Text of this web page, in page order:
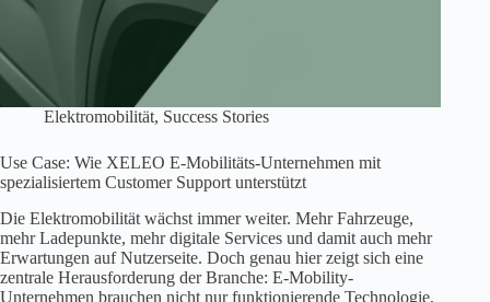
Elektromobilität, Success Stories
Use Case: Wie XELEO E-Mobilitäts-Unternehmen mit
spezialisiertem Customer Support unterstützt
Die Elektromobilität wächst immer weiter. Mehr Fahrzeuge,
mehr Ladepunkte, mehr digitale Services und damit auch mehr
Erwartungen auf Nutzerseite. Doch genau hier zeigt sich eine
zentrale Herausforderung der Branche: E-Mobility-
Unternehmen brauchen nicht nur funktionierende Technologie,